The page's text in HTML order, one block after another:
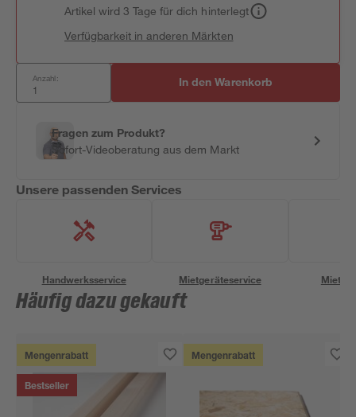
Artikel wird 3 Tage für dich hinterlegt
Verfügbarkeit in anderen Märkten
Anzahl: In den Warenkorb
Fragen zum Produkt?
Sofort-Videoberatung aus dem Markt
Unsere passenden Services
Handwerksservice Mietgeräteservice
Häufig dazu gekauft
Mengenrabatt
Bestseller
Mengenrabatt